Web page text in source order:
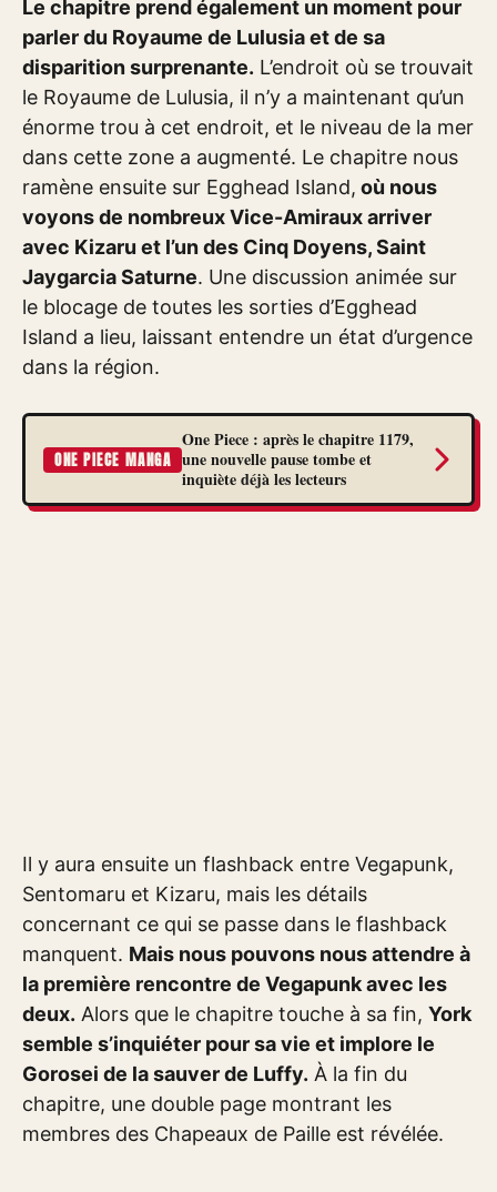
Le chapitre prend également un moment pour
parler du Royaume de Lulusia et de sa
disparition surprenante. L’endroit où se trouvait
le Royaume de Lulusia, il n’y a maintenant qu’un
énorme trou à cet endroit, et le niveau de la mer
dans cette zone a augmenté. Le chapitre nous
ramène ensuite sur Egghead Island, où nous
voyons de nombreux Vice-Amiraux arriver
avec Kizaru et l’un des Cinq Doyens, Saint
Jaygarcia Saturne. Une discussion animée sur
le blocage de toutes les sorties d’Egghead
Island a lieu, laissant entendre un état d’urgence
dans la région.
ONE PIECE MANGA
One Piece : après le chapitre 1179,
une nouvelle pause tombe et
inquiète déjà les lecteurs
Il y aura ensuite un flashback entre Vegapunk,
Sentomaru et Kizaru, mais les détails
concernant ce qui se passe dans le flashback
manquent. Mais nous pouvons nous attendre à
la première rencontre de Vegapunk avec les
deux. Alors que le chapitre touche à sa fin, York
semble s’inquiéter pour sa vie et implore le
Gorosei de la sauver de Luffy. À la fin du
chapitre, une double page montrant les
membres des Chapeaux de Paille est révélée.